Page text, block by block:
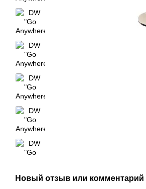
Новый отзыв или комментарий